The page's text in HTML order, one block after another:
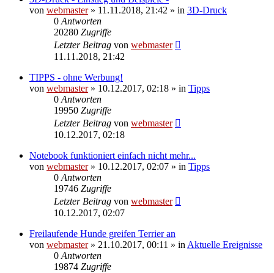
von webmaster» 11.11.2018, 21:42 » in 3D-Druck
0 Antworten
20280 Zugriffe
Letzter Beitrag von webmaster
11.11.2018, 21:42
TIPPS - ohne Werbung!
von webmaster» 10.12.2017, 02:18 » in Tipps
0 Antworten
19950 Zugriffe
Letzter Beitrag von webmaster
10.12.2017, 02:18
Notebook funktioniert einfach nicht mehr...
von webmaster» 10.12.2017, 02:07 » in Tipps
0 Antworten
19746 Zugriffe
Letzter Beitrag von webmaster
10.12.2017, 02:07
Freilaufende Hunde greifen Terrier an
von webmaster» 21.10.2017, 00:11 » in Aktuelle Ereignisse
0 Antworten
19874 Zugriffe